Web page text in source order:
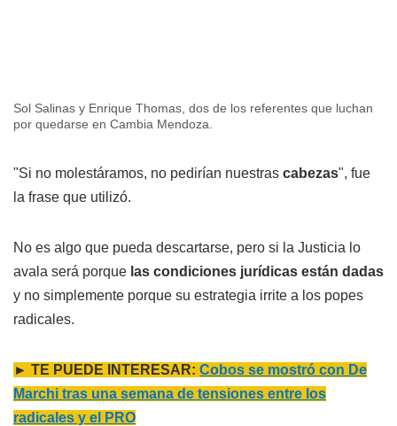
Sol Salinas y Enrique Thomas, dos de los referentes que luchan
por quedarse en Cambia Mendoza.
"Si no molestáramos, no pedirían nuestras cabezas", fue
la frase que utilizó.
No es algo que pueda descartarse, pero si la Justicia lo
avala será porque las condiciones jurídicas están dadas
y no simplemente porque su estrategia irrite a los popes
radicales.
► TE PUEDE INTERESAR: Cobos se mostró con De
Marchi tras una semana de tensiones entre los
radicales y el PRO